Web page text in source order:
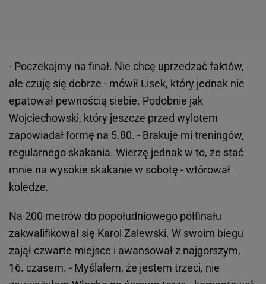
- Poczekajmy na finał. Nie chcę uprzedzać faktów,
ale czuję się dobrze - mówił Lisek, który jednak nie
epatował pewnością siebie. Podobnie jak
Wojciechowski, który jeszcze przed wylotem
zapowiadał formę na 5.80. - Brakuje mi treningów,
regularnego skakania. Wierzę jednak w to, że stać
mnie na wysokie skakanie w sobotę - wtórował
koledze.
Na 200 metrów do popołudniowego półfinału
zakwalifikował się Karol Zalewski. W swoim biegu
zajął czwarte miejsce i awansował z najgorszym,
16. czasem. - Myślałem, że jestem trzeci, nie